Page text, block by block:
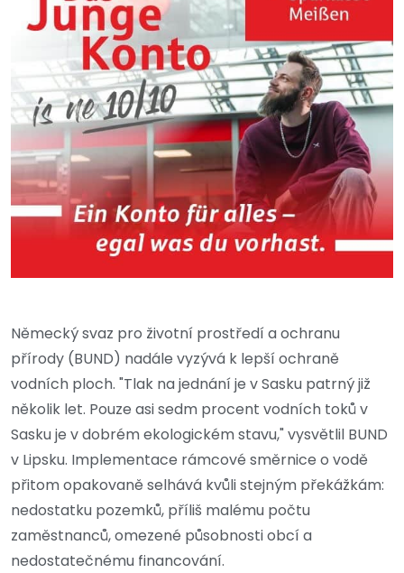
Německý svaz pro životní prostředí a ochranu
přírody (BUND) nadále vyzývá k lepší ochraně
vodních ploch. "Tlak na jednání je v Sasku patrný již
několik let. Pouze asi sedm procent vodních toků v
Sasku je v dobrém ekologickém stavu," vysvětlil BUND
v Lipsku. Implementace rámcové směrnice o vodě
přitom opakovaně selhává kvůli stejným překážkám:
nedostatku pozemků, příliš malému počtu
zaměstnanců, omezené působnosti obcí a
nedostatečnému financování.